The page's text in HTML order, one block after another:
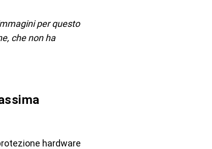
per questo
che non ha
hardware